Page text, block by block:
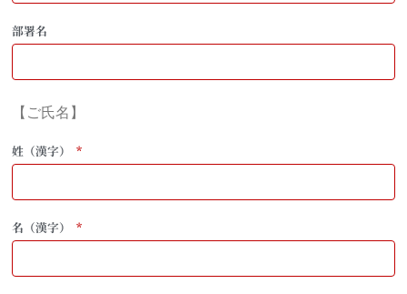
部署名
【ご氏名】
姓（漢字）
名（漢字）